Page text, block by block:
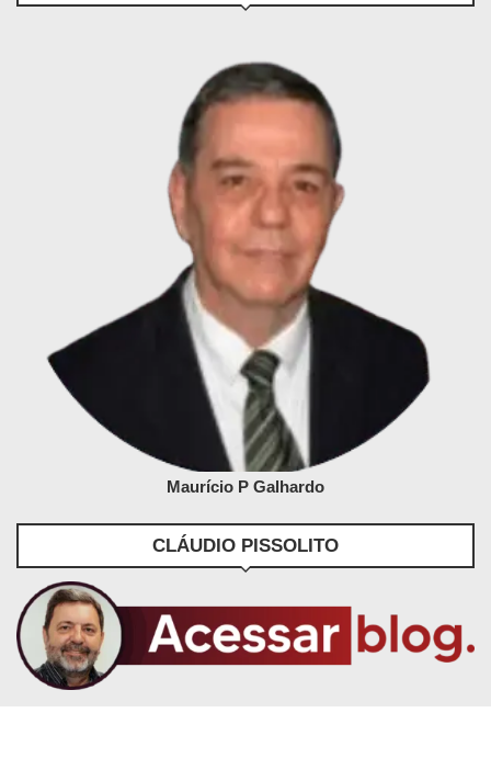
Maurício P Galhardo
CLÁUDIO PISSOLITO